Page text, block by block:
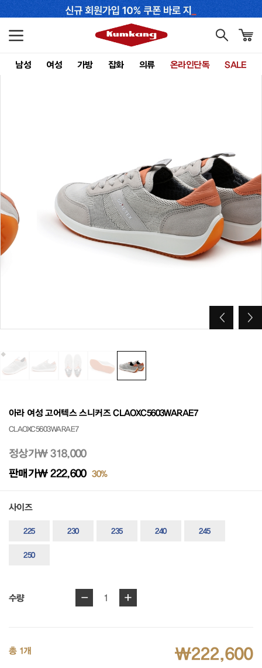
남성 여성 가방 잡화 의류 온라인단독 SALE
아라 여성 고어텍스 스니커즈 CLAOXC5603WARAE7
CLAOXC5603WARAE7
정상가₩ 318,000
판매가₩ 222,600 30%
사이즈
225 230 235 240 245
250
수량 - 1 +
총 1개 ₩222,600